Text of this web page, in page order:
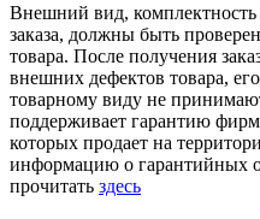
Внешний вид, комплектность
заказа, должны быть
товара. После получения
внешних дефектов товара,
товарному виду не
поддерживает гарантию
которых продает на
информацию о гарантийных
прочитать здесь